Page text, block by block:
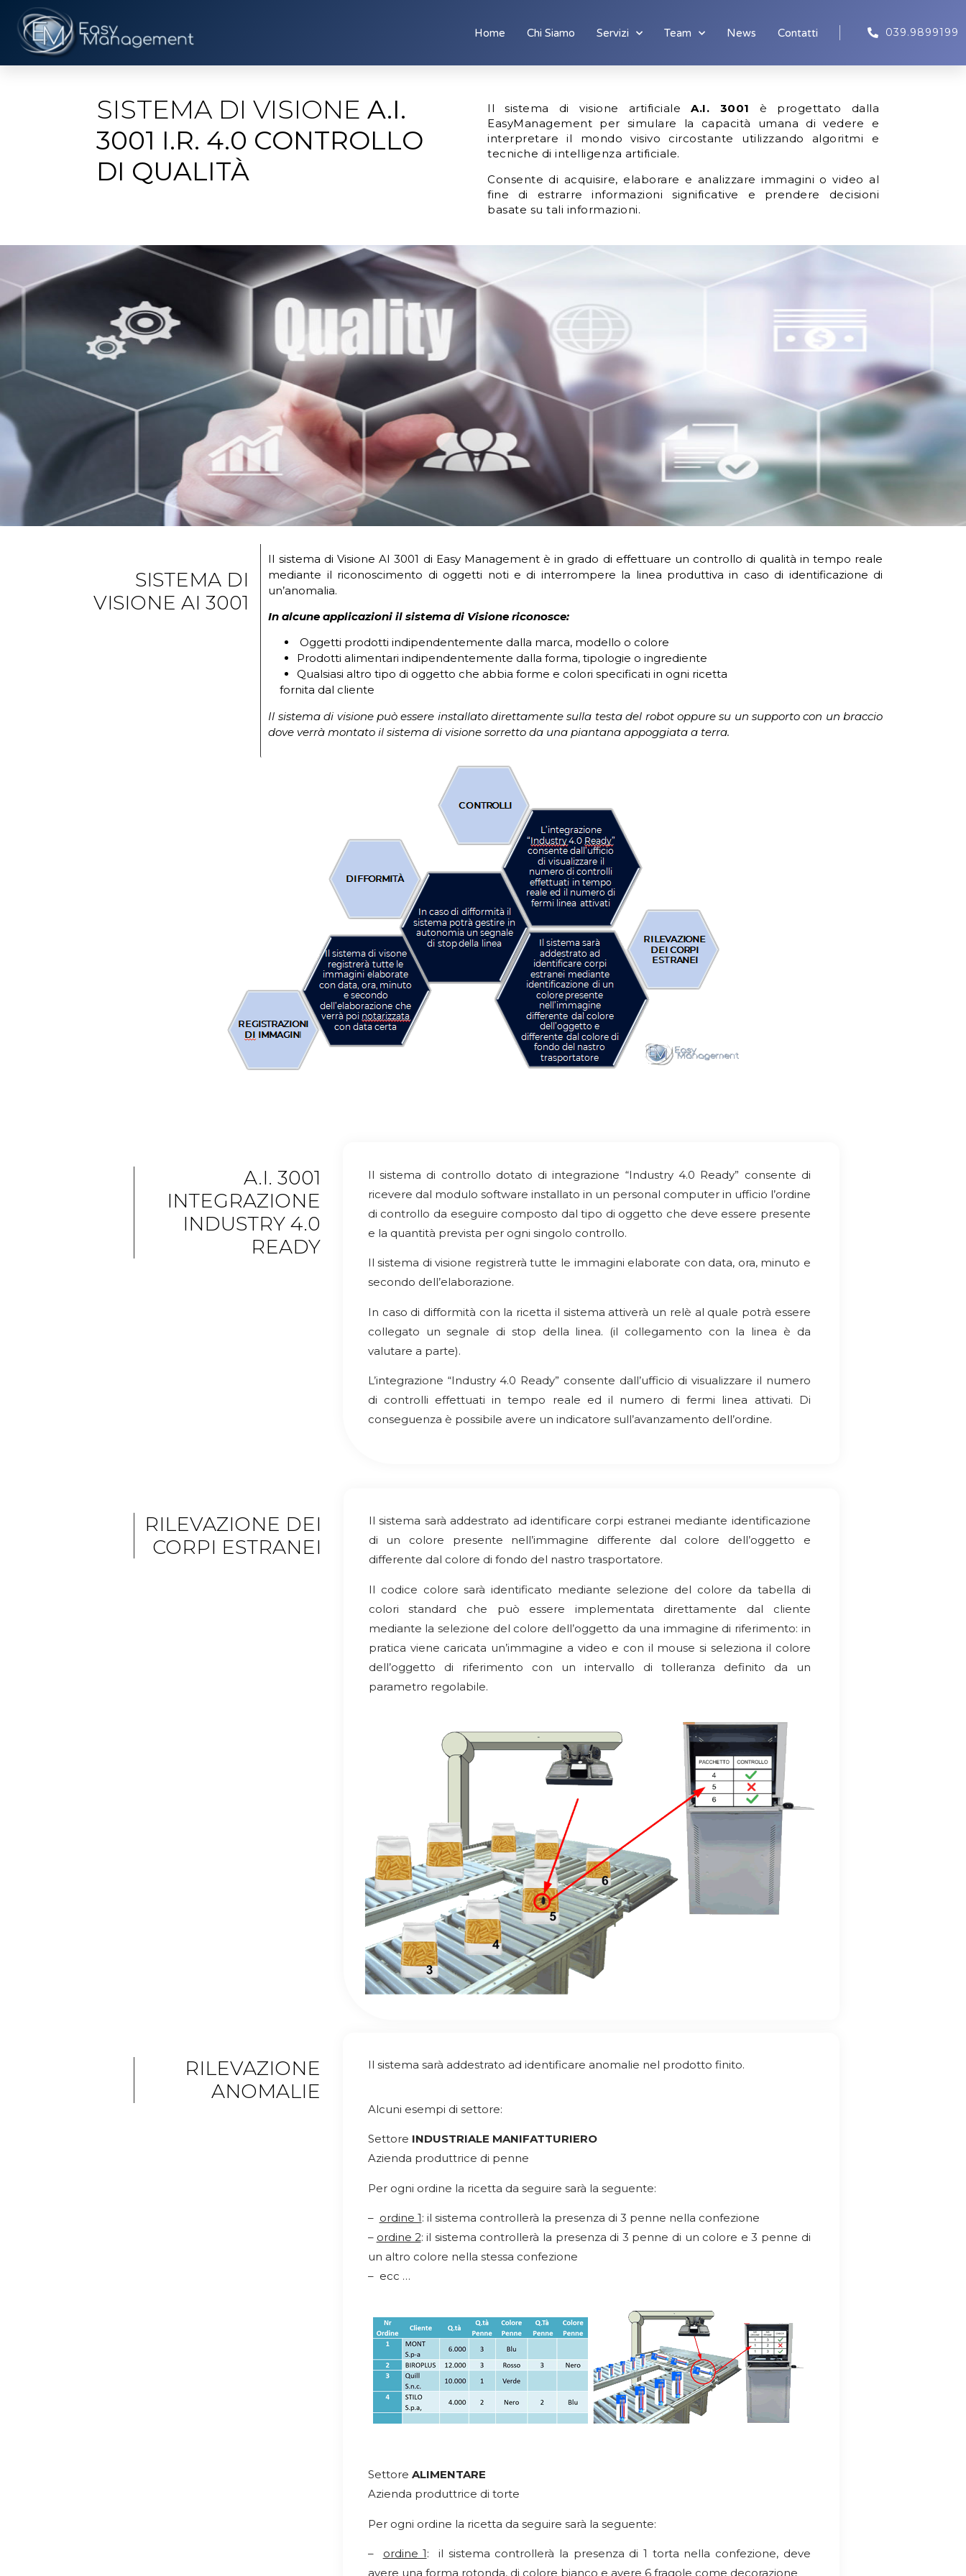
Home Chi Siamo Servizi Team News Contatti 039.9899199
SISTEMA DI VISIONEA.I.
3001 I.R. 4.0 CONTROLLO
DI QUALITÀ
Il sistema di visione artificialeA.I. 3001 è progettato dalla
EasyManagement per simulare la capacità umana di vedere e
interpretare il mondo visivo circostante utilizzando algoritmi e
tecniche di intelligenza artificiale.
Consente di acquisire, elaborare e analizzare immagini o video al
fine di estrarre informazioni significative e prendere decisioni
basate su tali informazioni.
SISTEMA DI
VISIONE AI 3001
Il sistema di Visione AI 3001 di Easy Management è in grado di effettuare un controllo di qualità in tempo reale
mediante il riconoscimento di oggetti noti e di interrompere la linea produttiva in caso di identificazione di
un’anomalia.
In alcune applicazioni il sistema di Visione riconosce:
Oggetti prodotti indipendentemente dalla marca, modello o colore
Prodotti alimentari indipendentemente dalla forma, tipologie o ingrediente
Qualsiasi altro tipo di oggetto che abbia forme e colori specificati in ogni ricetta
fornita dal cliente
Il sistema di visione può essere installato direttamente sulla testa del robot oppure su un supporto con un braccio
dove verrà montato il sistema di visione sorretto da una piantana appoggiata a terra.
A.I. 3001
INTEGRAZIONE
INDUSTRY 4.0
READY
Il sistema di controllo dotato di integrazione “Industry 4.0 Ready” consente di
ricevere dal modulo software installato in un personal computer in ufficio l’ordine
di controllo da eseguire composto dal tipo di oggetto che deve essere presente
e la quantità prevista per ogni singolo controllo.
Il sistema di visione registrerà tutte le immagini elaborate con data, ora, minuto e
secondo dell’elaborazione.
In caso di difformità con la ricetta il sistema attiverà un relè al quale potrà essere
collegato un segnale di stop della linea. (il collegamento con la linea è da
valutare a parte).
L’integrazione “Industry 4.0 Ready” consente dall’ufficio di visualizzare il numero
di controlli effettuati in tempo reale ed il numero di fermi linea attivati. Di
conseguenza è possibile avere un indicatore sull’avanzamento dell’ordine.
RILEVAZIONE DEI
CORPI ESTRANEI
Il sistema sarà addestrato ad identificare corpi estranei mediante identificazione
di un colore presente nell’immagine differente dal colore dell’oggetto e
differente dal colore di fondo del nastro trasportatore.
Il codice colore sarà identificato mediante selezione del colore da tabella di
colori standard che può essere implementata direttamente dal cliente
mediante la selezione del colore dell’oggetto da una immagine di riferimento: in
pratica viene caricata un’immagine a video e con il mouse si seleziona il colore
dell’oggetto di riferimento con un intervallo di tolleranza definito da un
parametro regolabile.
RILEVAZIONE
ANOMALIE
Il sistema sarà addestrato ad identificare anomalie nel prodotto finito.
Alcuni esempi di settore:
Settore INDUSTRIALE MANIFATTURIERO
Azienda produttrice di penne
Per ogni ordine la ricetta da seguire sarà la seguente:
– ordine 1: il sistema controllerà la presenza di 3 penne nella confezione
– ordine 2: il sistema controllerà la presenza di 3 penne di un colore e 3 penne di
un altro colore nella stessa confezione
– ecc …
Settore ALIMENTARE
Azienda produttrice di torte
Per ogni ordine la ricetta da seguire sarà la seguente:
– ordine 1: il sistema controllerà la presenza di 1 torta nella confezione, deve
avere una forma rotonda, di colore bianco e avere 6 fragole come decorazione